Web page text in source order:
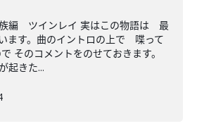
編 ツインレイ 実はこの物語は 最
ます。曲のイントロの上で 喋って
そのコメントをのせておきます。
起きた...